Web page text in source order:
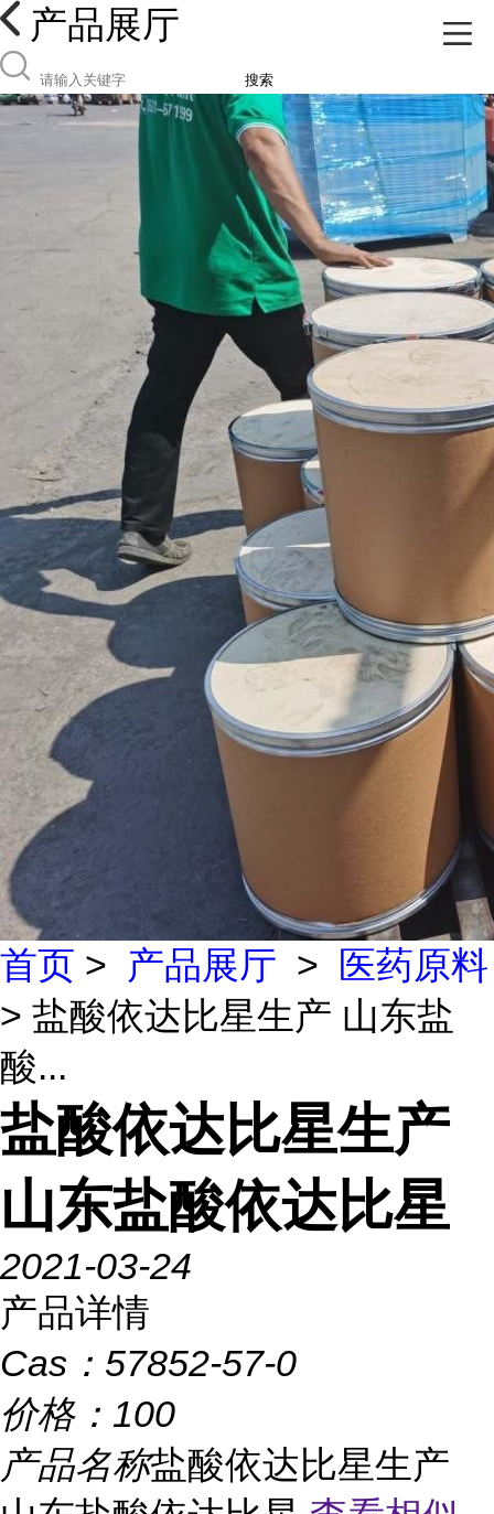
产品展厅
搜索
首页 > 产品展厅 >
医药原料
> 盐酸依达比星生产 山东盐
酸...
盐酸依达比星生产
山东盐酸依达比星
2021-03-24
产品详情
Cas： 57852-57-0
价格： 100
产品名称盐酸依达比星生产